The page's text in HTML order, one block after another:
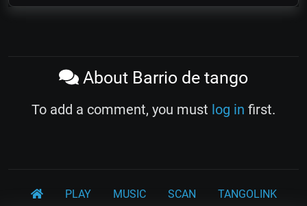
About Barrio de tango
To add a comment, you must log in first.
PLAY MUSIC SCAN TANGOLINK